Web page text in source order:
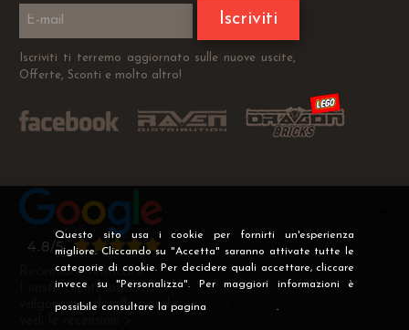
Questo sito usa i cookie per fornirti un'esperienza
migliore. Cliccando su "Accetta" saranno attivate tutte le
categorie di cookie. Per decidere quali accettare, cliccare
invece su "Personalizza". Per maggiori informazioni è
possibile consultare la pagina .
Iscriviti
Iscriviti ti terremo aggiornato sulle nuove uscite,
Offerte, Sconti e molto altro!
Recensioni Verificate
I nostri clienti soddisfatti
valgono più di mille parole